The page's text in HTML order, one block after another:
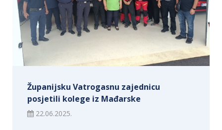
Županijsku Vatrogasnu zajednicu
posjetili kolege iz Mađarske
22.06.2025.